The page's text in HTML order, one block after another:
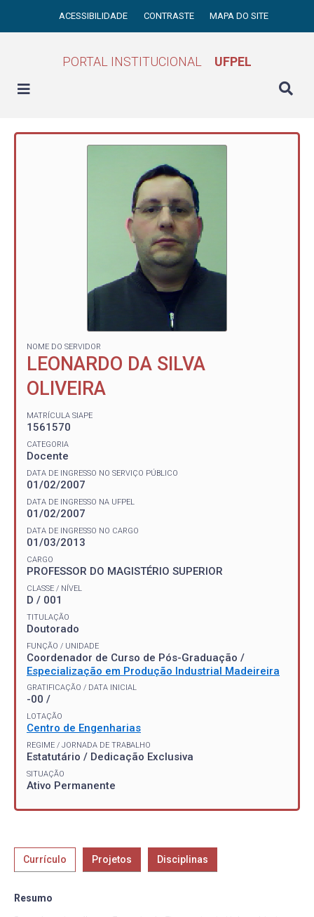
ACESSIBILIDADE CONTRASTE MAPA DO SITE
PORTAL INSTITUCIONAL UFPEL
NOME DO SERVIDOR
LEONARDO DA SILVA
OLIVEIRA
MATRÍCULA SIAPE
1561570
CATEGORIA
Docente
DATA DE INGRESSO NO SERVIÇO PÚBLICO
01/02/2007
DATA DE INGRESSO NA UFPEL
01/02/2007
DATA DE INGRESSO NO CARGO
01/03/2013
CARGO
PROFESSOR DO MAGISTÉRIO SUPERIOR
CLASSE / NÍVEL
D / 001
TITULAÇÃO
Doutorado
FUNÇÃO / UNIDADE
Coordenador de Curso de Pós-Graduação /
Especialização em Produção Industrial Madeireira
GRATIFICAÇÃO / DATA INICIAL
-00 /
LOTAÇÃO
Centro de Engenharias
REGIME / JORNADA DE TRABALHO
Estatutário / Dedicação Exclusiva
SITUAÇÃO
Ativo Permanente
Currículo Projetos Disciplinas
Resumo